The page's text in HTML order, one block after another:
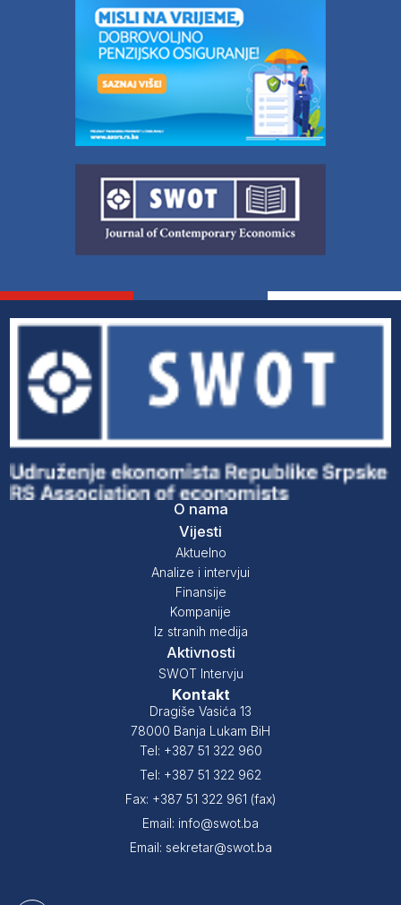
O nama
Vijesti
Aktuelno
Analize i intervjui
Finansije
Kompanije
Iz stranih medija
Aktivnosti
SWOT Intervju
Kontakt
Dragiše Vasića 13
78000 Banja Lukam BiH
Tel: +387 51 322 960
Tel: +387 51 322 962
Fax: +387 51 322 961 (fax)
Email: info@swot.ba
Email: sekretar@swot.ba